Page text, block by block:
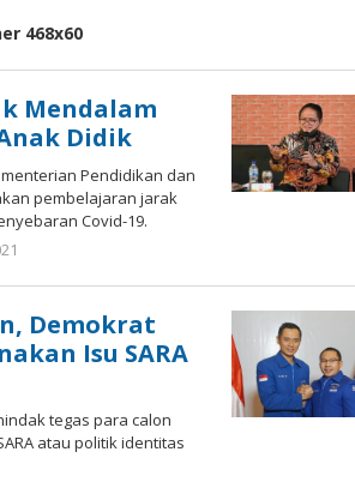
Mendalam
Didik
Pendidikan dan
pembelajaran jarak
Covid-19.
Demokrat
Isu SARA
tegas para calon
atau politik identitas